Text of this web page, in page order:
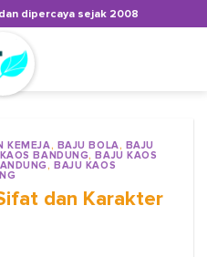
dipercaya sejak 2008
KEMEJA, BAJU BOLA, BAJU
BANDUNG,BAJU KAOS
,BAJU KAOS
dan Karakter